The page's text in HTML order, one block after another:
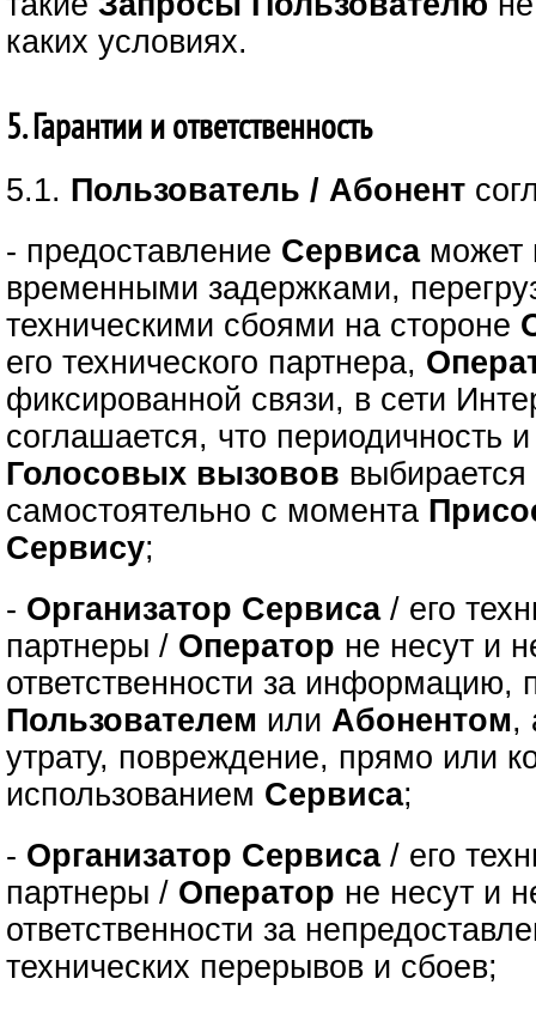
каких условиях.
5. Гарантии и ответственность
5.1. Пользователь / Абонент
- предоставление Сервиса может
временными задержками,
техническими сбоями на стороне
его технического партнера,
фиксированной связи, в сети
соглашается, что периодичность
Голосовых вызовов выбирается
самостоятельно с момента
Сервису;
- Организатор Сервиса/ его
партнеры / Оператор не несут и
ответственности за информацию,
Пользователем илиАбонентом,
утрату, повреждение, прямо или
использованием Сервиса;
- Организатор Сервиса/ его
партнеры / Оператор не несут и
ответственности за
технических перерывов и сбоев;